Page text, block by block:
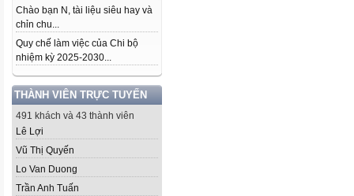
Chào bạn N, tài liệu siêu hay và
chỉn chu...
Quy chế làm việc của Chi bộ
nhiệm kỳ 2025-2030...
THÀNH VIÊN TRỰC TUYẾN
491 khách và 43 thành viên
Lê Lợi
Vũ Thị Quyến
Lo Van Duong
Trần Anh Tuấn